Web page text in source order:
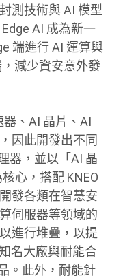
測技術與 AI 模型
AI 成為新一
端進行 AI 運算與
減少資安意外發
器、AI 晶片、AI
因此開發出不同
器，並以「AI 晶
心，搭配 KNEO
發各類在智慧安
伺服器等領域的
進行堆疊，以提
名大廠與耐能合
。此外，耐能針